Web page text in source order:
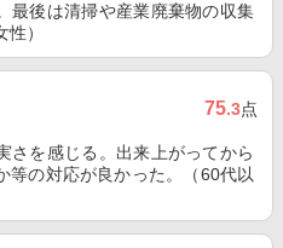
最後は清掃や産業廃棄物の収集
）
75.3点
さを感じる。出来上がってから
等の対応が良かった。（60代以